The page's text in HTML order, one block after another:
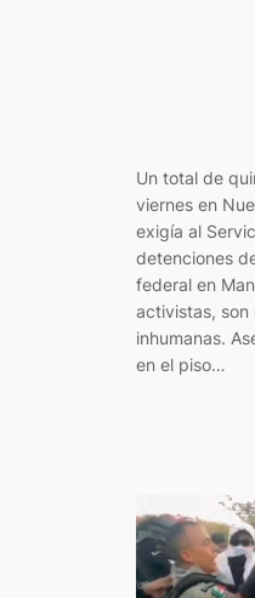
Un total de
viernes en
exigía al
detenciones
federal en
activistas, son
inhumanas.
en el piso…